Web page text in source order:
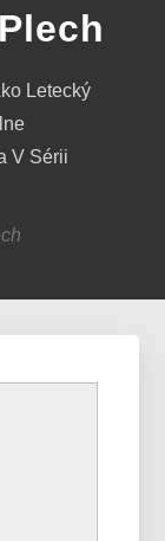
Letecký
V Sérii